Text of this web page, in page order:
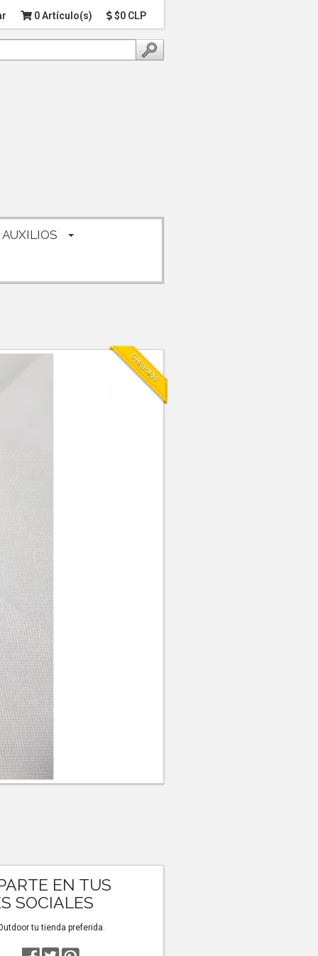
0 Artículo(s) $0 CLP
Destacado
EN TUS
SOCIALES
tu tienda preferida.